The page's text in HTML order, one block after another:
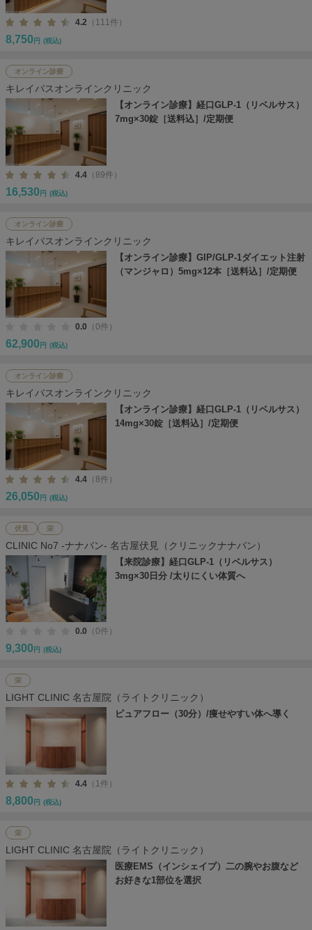
4.2 （111件）
8,750 円 (税込)
オンライン診療
キレイパスオンラインクリニック
【オンライン診療】経口GLP-1（リベルサス）
7mg×30錠［送料込］/定期便
4.4 （89件）
16,530 円 (税込)
オンライン診療
キレイパスオンラインクリニック
【オンライン診療】GIP/GLP-1ダイエット注射
（マンジャロ）5mg×12本［送料込］/定期便
0.0 （0件）
62,900 円 (税込)
オンライン診療
キレイパスオンラインクリニック
【オンライン診療】経口GLP-1（リベルサス）
14mg×30錠［送料込］/定期便
4.4 （8件）
26,050 円 (税込)
伏見 栄
CLINIC No7 -ナナバン- 名古屋伏見（クリニックナナバン）
【来院診療】経口GLP-1（リベルサス）
3mg×30日分 /太りにくい体質へ
0.0 （0件）
9,300 円 (税込)
栄
LIGHT CLINIC 名古屋院（ライトクリニック）
ピュアフロー（30分）/痩せやすい体へ導く
4.4 （1件）
8,800 円 (税込)
栄
LIGHT CLINIC 名古屋院（ライトクリニック）
医療EMS（インシェイプ）二の腕やお腹など
お好きな1部位を選択